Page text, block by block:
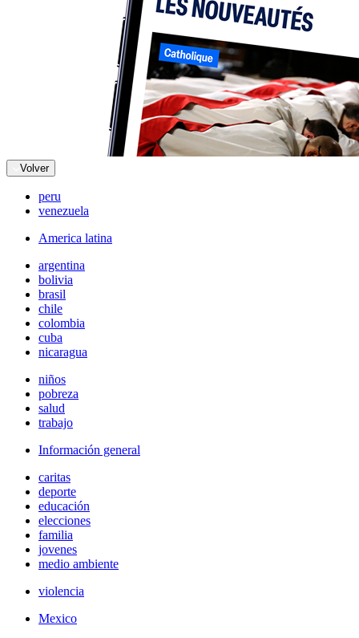
Volver
peru
venezuela
America latina
argentina
bolivia
brasil
chile
colombia
cuba
nicaragua
niños
pobreza
salud
trabajo
Información general
caritas
deporte
educación
elecciones
familia
jovenes
medio ambiente
violencia
Mexico